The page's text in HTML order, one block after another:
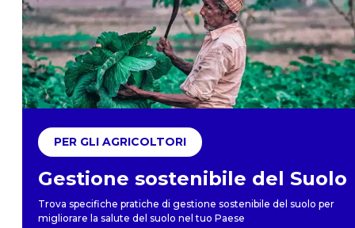
PER GLI AGRICOLTORI
Gestione sostenibile del Suolo
Trova specifiche pratiche di gestione sostenibile del suolo per
migliorare la salute del suolo nel tuo Paese